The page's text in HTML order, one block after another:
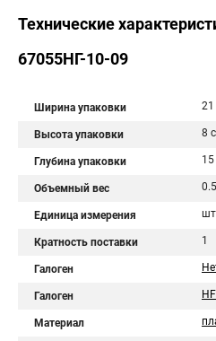
Технические
67055НГ-10-09
Ширина упаковки 21
Высота упаковки 8
Глубина упаковки
Объемный вес
Единица измерения
Кратность поставки 1
Галоген
Галоген HF
Материал